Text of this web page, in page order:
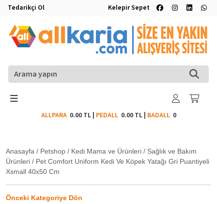
Tedarikçi Ol Kelepir Sepet
ALLPARA 0.00 TL| PEDALL 0.00 TL| BADALL0
Anasayfa / Petshop / Kedi Mama ve Ürünleri / Sağlık ve Bakım
Ürünleri / Pet Comfort Uniform Kedi Ve Köpek Yatağı Gri Puantiyeli
Xsmall 40x50 Cm
Önceki Kategoriye Dön